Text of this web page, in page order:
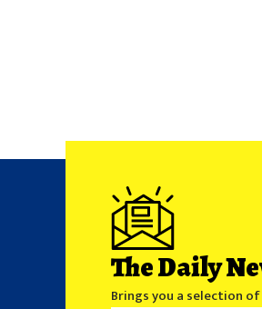
The Daily
Brings you a selection